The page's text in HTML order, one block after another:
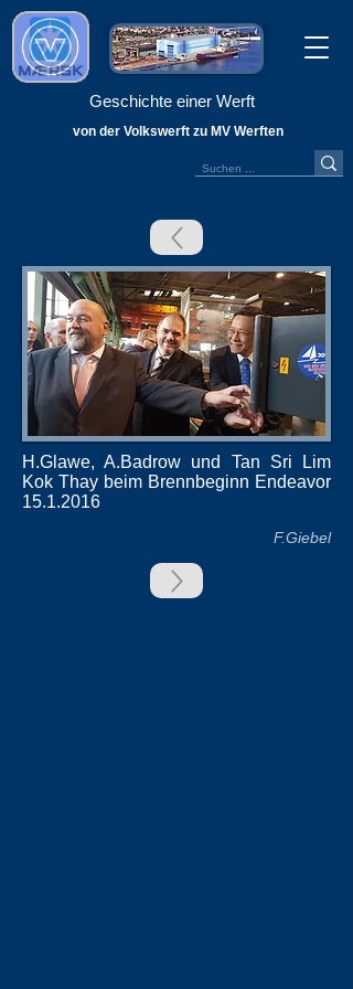
Geschichte einer Werft
von der Volkswerft zu MV Werften
H.Glawe, A.Badrow und Tan Sri Lim
Kok Thay beim Brennbeginn Endeavor
15.1.2016
F.Giebel